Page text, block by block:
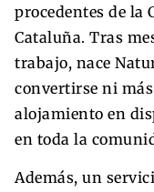
procedentes de la
Cataluña. Tras
trabajo, nace
convertirse ni
alojamiento en
en toda la
Además, un